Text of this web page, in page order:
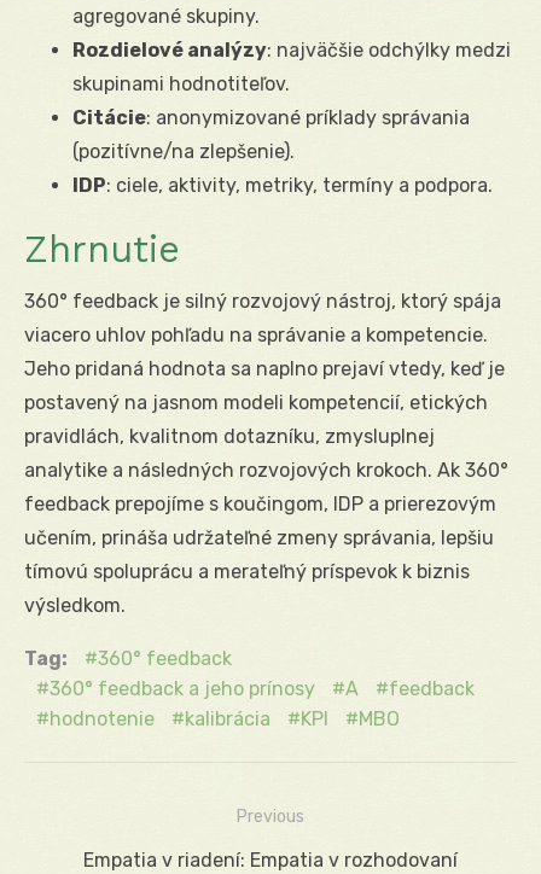
agregované skupiny.
Rozdielové analýzy: najväčšie odchýlky medzi
skupinami hodnotiteľov.
Citácie: anonymizované príklady správania
(pozitívne/na zlepšenie).
IDP: ciele, aktivity, metriky, termíny a podpora.
Zhrnutie
360° feedback je silný rozvojový nástroj, ktorý spája
viacero uhlov pohľadu na správanie a kompetencie.
Jeho pridaná hodnota sa naplno prejaví vtedy, keď je
postavený na jasnom modeli kompetencií, etických
pravidlách, kvalitnom dotazníku, zmysluplnej
analytike a následných rozvojových krokoch. Ak 360°
feedback prepojíme s koučingom, IDP a prierezovým
učením, prináša udržateľné zmeny správania, lepšiu
tímovú spoluprácu a merateľný príspevok k biznis
výsledkom.
Tag:
360° feedback
360° feedback a jeho prínosy
A
feedback
hodnotenie
kalibrácia KPI MBO
Navigácia
Previous
PreviousEmpatia v riadení: Empatia v rozhodovaní